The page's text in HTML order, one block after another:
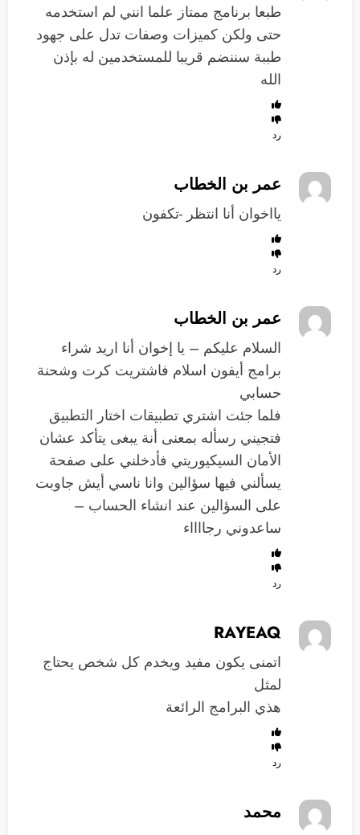
طبعا برنامج ممتاز علما انني لم استخدمه
حتى ولكن كميزات وصفات تدل على جهود
طببة سننضم قريبا للمستخدمين له بإذن
الله
رد
عمر بن الخطاب
يااخوان أنا انتظر -تكفون
رد
عمر بن الخطاب
السلام عليكم – يا إخوان أنا اريد شراء
برامج أيفون اسلام فاشتريت كرت وشحنة
حسابي
فلما جئت اشتري تطبيقات اختار التطبيق
فتجيني رسأله بمعنى أنة يبغى يتأكد عشان
الأمان السيكيوريتي فأدخلني على صفحة
يسألني فيها سؤالين وانا ناسي أيش جاوبت
على السؤالين عند انشاء الحساب –
ساعدوني رجااااء
رد
RAYEAQ
اتمنى يكون مفيد ويخدم كل شخص يحتاج
لمثل
هذي البرامج الرائعة
رد
محمد